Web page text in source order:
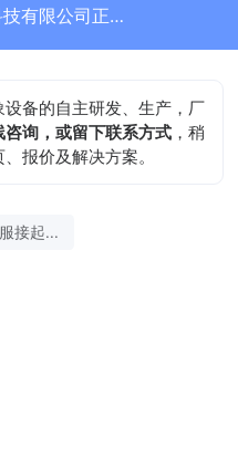
山东天合环境科技有限公司正在为您服务
备的自主研发、生产，厂
咨询，或留下联系方式 ，稍
报价及解决方案。
开始沟通